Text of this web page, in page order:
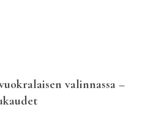
valinnassa –